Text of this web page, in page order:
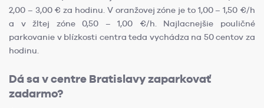
2,00 – 3,00 € za hodinu. V oranžovej zóne je to 1,00 – 1,50 €/h
a v žltej zóne 0,50 – 1,00 €/h. Najlacnejšie pouličné
parkovanie v blízkosti centra teda vychádza na 50 centov za
hodinu.
Dá sa v centre Bratislavy zaparkovať
zadarmo?